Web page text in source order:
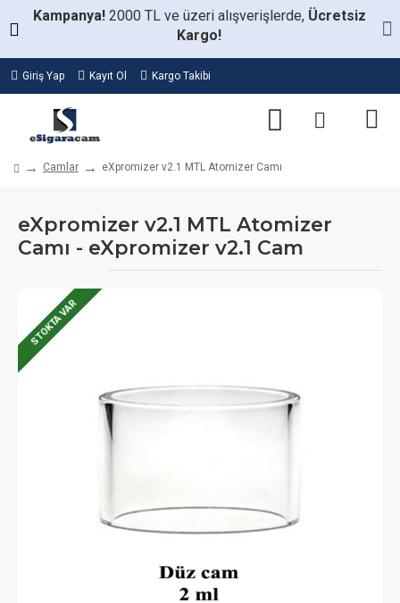
Kampanya! 2000 TL ve üzeri alışverişlerde, Ücretsiz
Kargo!
Giriş Yap Kayıt Ol Kargo Takibi
Camlar eXpromizer v2.1 MTL Atomizer Camı
eXpromizer v2.1 MTL Atomizer
Camı - eXpromizer v2.1 Cam
STOKTA VAR